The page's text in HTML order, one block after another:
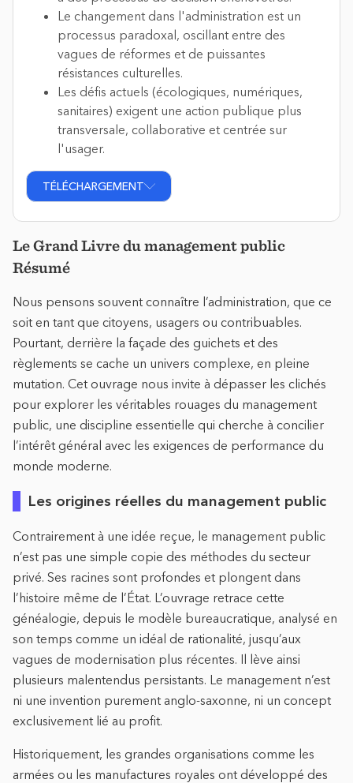
Le changement dans l'administration est un
processus paradoxal, oscillant entre des
vagues de réformes et de puissantes
résistances culturelles.
Les défis actuels (écologiques, numériques,
sanitaires) exigent une action publique plus
transversale, collaborative et centrée sur
l'usager.
TÉLÉCHARGEMENT
Le Grand Livre du management public
Résumé
Nous pensons souvent connaître l’administration, que ce
soit en tant que citoyens, usagers ou contribuables.
Pourtant, derrière la façade des guichets et des
règlements se cache un univers complexe, en pleine
mutation. Cet ouvrage nous invite à dépasser les clichés
pour explorer les véritables rouages du management
public, une discipline essentielle qui cherche à concilier
l’intérêt général avec les exigences de performance du
monde moderne.
Les origines réelles du management public
Contrairement à une idée reçue, le management public
n’est pas une simple copie des méthodes du secteur
privé. Ses racines sont profondes et plongent dans
l’histoire même de l’État. L’ouvrage retrace cette
généalogie, depuis le modèle bureaucratique, analysé en
son temps comme un idéal de rationalité, jusqu’aux
vagues de modernisation plus récentes. Il lève ainsi
plusieurs malentendus persistants. Le management n’est
ni une invention purement anglo-saxonne, ni un concept
exclusivement lié au profit.
Historiquement, les grandes organisations comme les
armées ou les manufactures royales ont développé des